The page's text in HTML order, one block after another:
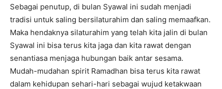
Sebagai penutup, di bulan Syawal ini sudah menjadi
tradisi untuk saling bersilaturahim dan saling memaafkan.
Maka hendaknya silaturahim yang telah kita jalin di bulan
Syawal ini bisa terus kita jaga dan kita rawat dengan
senantiasa menjaga hubungan baik antar sesama.
Mudah-mudahan spirit Ramadhan bisa terus kita rawat
dalam kehidupan sehari-hari sebagai wujud ketakwaan